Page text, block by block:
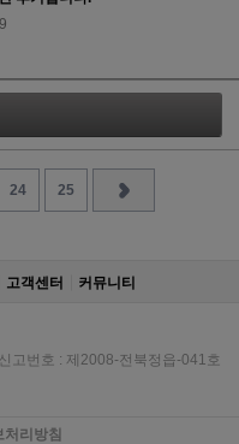
24 25
고객센터 커뮤니티
고번호 : 제2008-전북정읍-041호
처리방침